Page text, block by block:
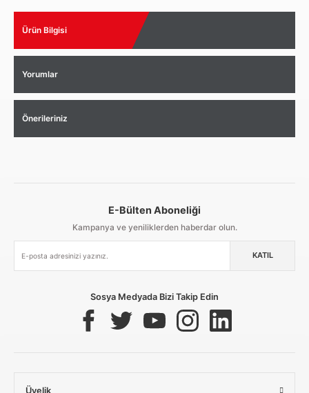
Ürün Bilgisi
Yorumlar
Önerileriniz
Kolay İade & Değişim Güvenli Alışveriş
Güvenli Paketleme Taksit / Havale İle Alışveriş Kolay İade & Değişim
E-Bülten Aboneliği
Kampanya ve yeniliklerden haberdar olun.
KATIL
Sosya Medyada Bizi Takip Edin
Üyelik